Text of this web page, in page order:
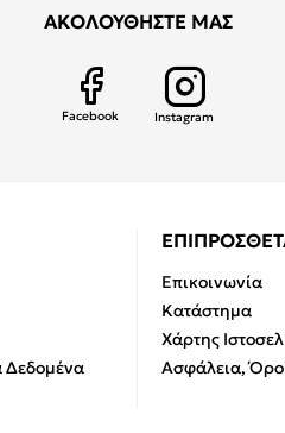
ΑΚΟΛΟΥΘΗΣΤΕ ΜΑΣ
Facebook Instagram
Επικοινωνία
Κατάστημα
Χάρτης
Ασφάλεια,